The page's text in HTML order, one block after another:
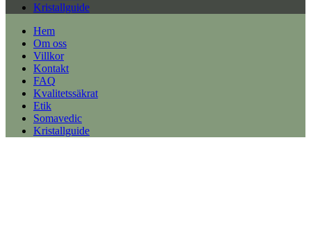
Kristallguide
Hem
Om oss
Villkor
Kontakt
FAQ
Kvalitetssäkrat
Etik
Somavedic
Kristallguide